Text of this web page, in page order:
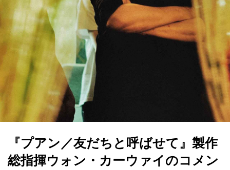
『プアン／友だちと呼ばせて』製作
総指揮ウォン・カーウァイのコメン